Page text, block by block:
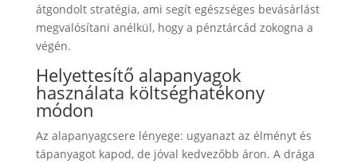
átgondolt stratégia, ami segít egészséges bevásárlást
megvalósítani anélkül, hogy a pénztárcád zokogna a
végén.
Helyettesítő alapanyagok
használata költséghatékony
módon
Az alapanyagcsere lényege: ugyanazt az élményt és
tápanyagot kapod, de jóval kedvezőbb áron. A drága